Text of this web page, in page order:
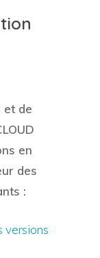
et de
en
des
:
versions